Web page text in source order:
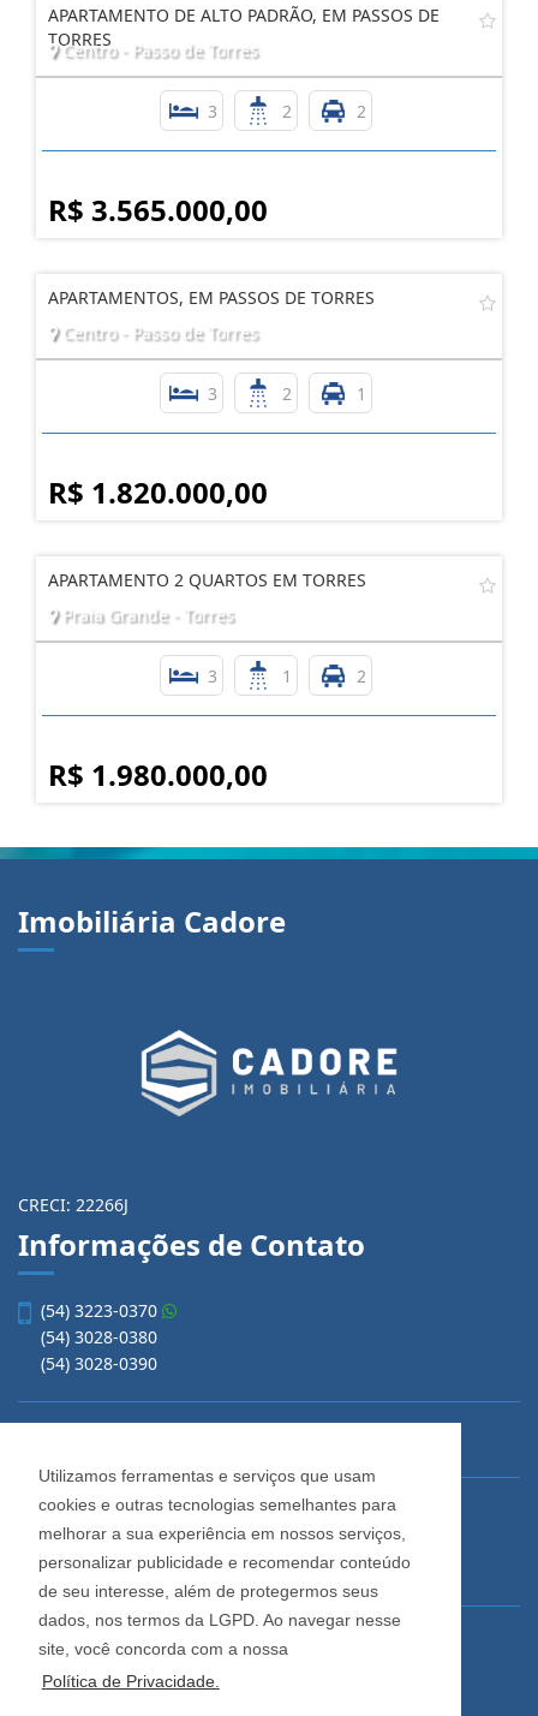
Utilizamos ferramentas e serviços que usam
cookies e outras tecnologias semelhantes para
melhorar a sua experiência em nossos serviços,
personalizar publicidade e recomendar conteúdo
de seu interesse, além de protegermos seus
dados, nos termos da LGPD. Ao navegar nesse
site, você concorda com a nossa
Política de Privacidade.
APARTAMENTO DE ALTO PADRÃO, EM PASSOS DE
TORRES
Centro - Passo de Torres
3 2 2
R$ 3.565.000,00
APARTAMENTOS, EM PASSOS DE TORRES
Centro - Passo de Torres
3 2 1
R$ 1.820.000,00
APARTAMENTO 2 QUARTOS EM TORRES
Praia Grande - Torres
3 1 2
R$ 1.980.000,00
Imobiliária Cadore
CRECI: 22266J
Informações de Contato
(54) 3223-0370
(54) 3028-0380
(54) 3028-0390
Imobiliária Cadore
Rua Os Dezoito do Forte, 1622, Centro
Caxias do Sul - Rio Grande do Sul
Horário de Atendimento
De segunda a sexta-feira
Das 08:30 às 12:00 e das 13:30 às 18:00